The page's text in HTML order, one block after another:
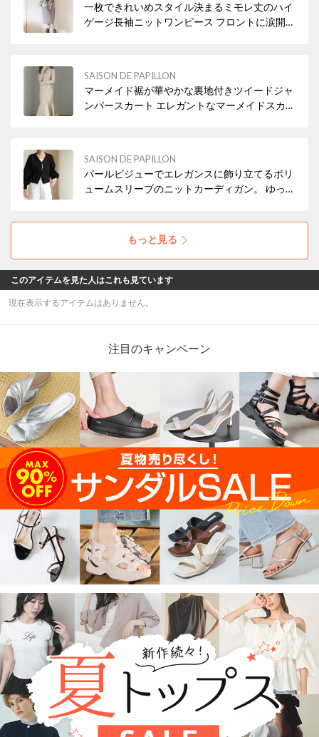
一枚できれいめスタイル決まるミモレ丈のハイ
ゲージ長袖ニットワンピース フロントに涙開き
SAISON DE PAPILLON
マーメイド裾が華やかな裏地付きツイードジャ
ンパースカート エレガントなマーメイドスカー
します
SAISON DE PAPILLON
パールビジューでエレガンスに飾り立てるボリ
ュームスリーブのニットカーディガン。 ゆった
もっと見る
このアイテムを見た人はこれも見ています
現在表示するアイテムはありません。
注目のキャンペーン